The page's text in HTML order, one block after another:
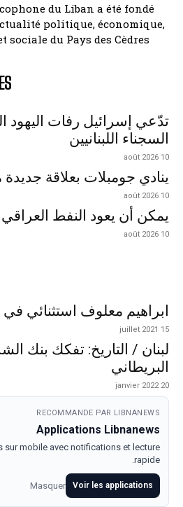
du Liban a été fondé
politique, économique,
du Pays des Cèdres.
تدّعي إسرائيل رفات اليهود
السجناء اللبنانيين
10 août 2026
ينادي جومبلات بعلاقة
10 août 2026
يمكن أن يعود النفط العراقي
10 août 2026
ابراهيم معلوف استثنائي
15 juillet 2021
لبنان / التاريخ: تفكك بنك
البريطاني
20 janvier 2022
RECOMMANDE PAR LIBNANEWS
Applications Libnanews
sur mobile avec notifications et lecture
rapide.
Voir les applications
Masquer